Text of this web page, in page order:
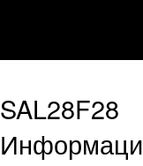
SAL28F28